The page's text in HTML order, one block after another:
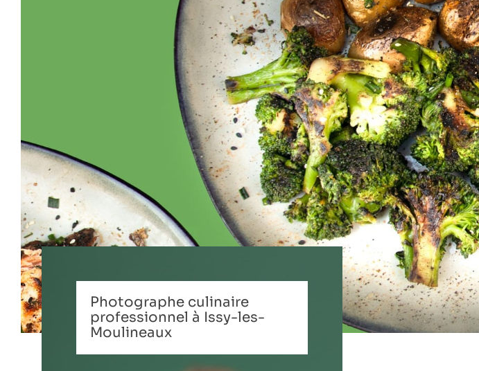
Photographe culinaire
professionnel à Issy-les-
Moulineaux